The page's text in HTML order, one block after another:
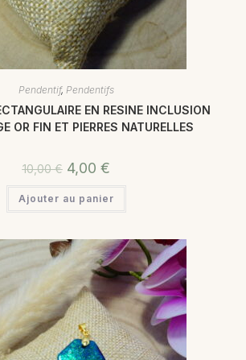
Pendentif, Pendentifs
EN RESINE INCLUSION
OR FIN ET PIERRES NATURELLES
10,00€ 4,00 €
Ajouter au panier